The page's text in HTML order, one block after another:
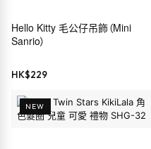
Hello Kitty 毛公仔吊飾（Mini
Sanrio）
HK$229
NEW